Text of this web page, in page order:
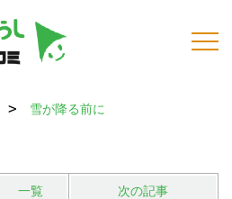
雪が降る前に
一覧 次の記事